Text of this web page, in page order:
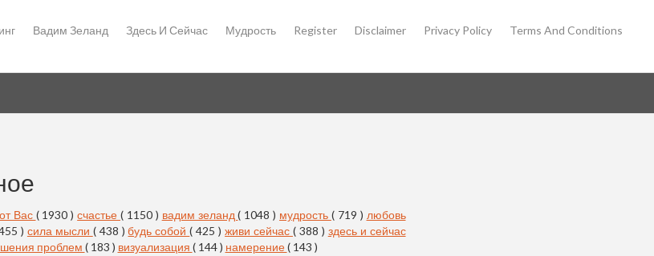
Вадим Зеланд Здесь И Сейчас Мудрость Register Disclaimer Privacy Policy Terms And Conditions
Вас ( 1930 )счастье ( 1150 ) вадим зеланд( 1048 ) мудрость ( 719 ) любовь
) сила мысли ( 438 )будь собой( 425 )живи сейчас ( 388 ) здесь и сейчас
проблем ( 183 ) визуализация ( 144 ) намерение( 143 )